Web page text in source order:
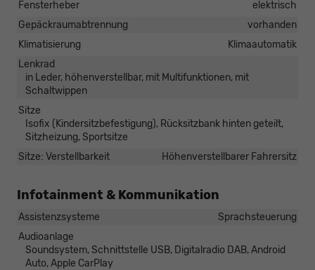
Fensterheber
elektrisch
Gepäckraumabtrennung
vorhanden
Klimatisierung
Klimaautomatik
Lenkrad
in Leder, höhenverstellbar, mit Multifunktionen, mit
Schaltwippen
Sitze
Isofix (Kindersitzbefestigung), Rücksitzbank hinten geteilt,
Sitzheizung, Sportsitze
Sitze: Verstellbarkeit
Höhenverstellbarer Fahrersitz
Infotainment & Kommunikation
Assistenzsysteme
Sprachsteuerung
Audioanlage
Soundsystem, Schnittstelle USB, Digitalradio DAB, Android
Auto, Apple CarPlay